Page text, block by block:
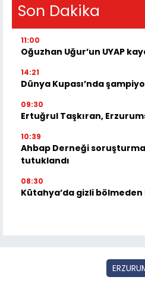
Son Dakika
11:00
Oğuzhan Uğur’un UYAP
14:21
Dünya Kupası’nda
09:30
Ertuğrul Taşkıran,
10:39
Ahbap Derneği
tutuklandı
08:30
Kütahya’da gizli bölmeden